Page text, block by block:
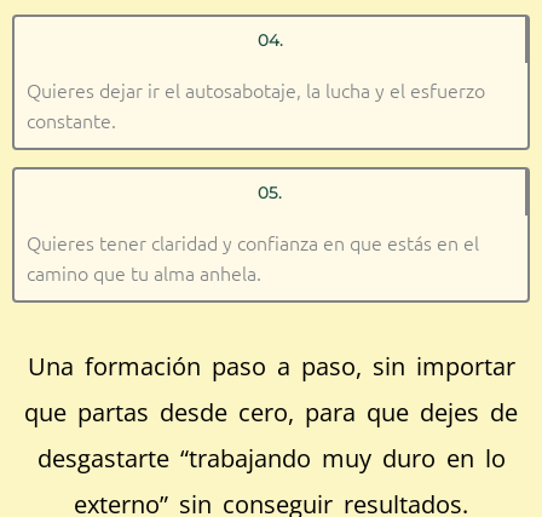
04.
Quieres dejar ir el autosabotaje, la lucha y el esfuerzo
constante.
05.
Quieres tener claridad y confianza en que estás en el
camino que tu alma anhela.
Una formación paso a paso, sin importar
que partas desde cero, para que dejes de
desgastarte “trabajando muy duro en lo
externo” sin conseguir resultados.